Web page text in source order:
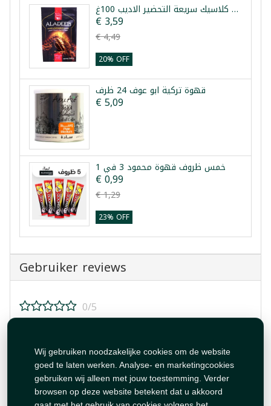
Wij gebruiken noodzakelijke cookies om de website
goed te laten werken. Analyse- en marketingcookies
gebruiken wij alleen met jouw toestemming. Verder
browsen op deze website betekent dat u akkoord
قهوة كلاسيك سريعة التحضير الاديب 100غ
€ 3,59
€ 4,49
20% OFF
قهوة تركية ابو عوف 24 ظرف
€ 5,09
خمس ظروف قهوة محمود 3 في 1
€ 0,99
€ 1,29
23% OFF
Gebruiker reviews
0/5